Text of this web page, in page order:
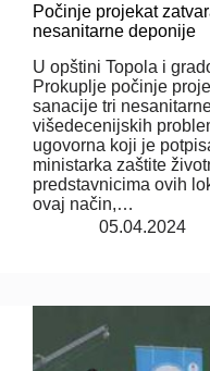
Počinje projekat
nesanitarne deponije
U opštini Topola i
Prokuplje počinje
sanacije tri
višedecenijskih
ugovorna koji je
ministarka zaštite
predstavnicima ovih
ovaj način,…
05.04.2024